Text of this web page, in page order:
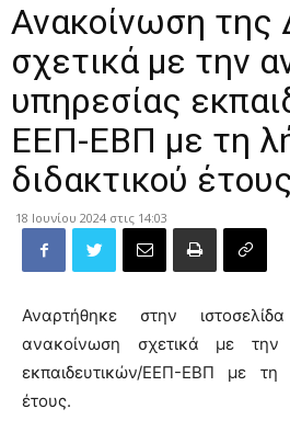
Ανακοίνωση
σχετικά με την
υπηρεσίας
ΕΕΠ-ΕΒΠ με τη
διδακτικού έτους
18 Ιουνίου 2024 στις 14:03
Αναρτήθηκε στην
ανακοίνωση σχετικά με την
εκπαιδευτικών/ΕΕΠ-ΕΒΠ με τη
έτους.